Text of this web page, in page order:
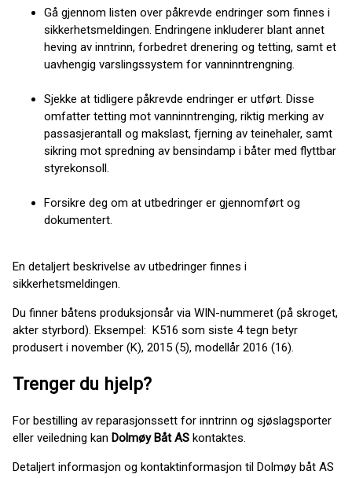
Gå gjennom listen over påkrevde endringer som finnes i
sikkerhetsmeldingen. Endringene inkluderer blant annet
heving av inntrinn, forbedret drenering og tetting, samt et
uavhengig varslingssystem for vanninntrengning.
Sjekke at tidligere påkrevde endringer er utført. Disse
omfatter tetting mot vanninntrenging, riktig merking av
passasjerantall og makslast, fjerning av teinehaler, samt
sikring mot spredning av bensindamp i båter med flyttbar
styrekonsoll.
Forsikre deg om at utbedringer er gjennomført og
dokumentert.
En detaljert beskrivelse av utbedringer finnes i
sikkerhetsmeldingen.
Du finner båtens produksjonsår via WIN-nummeret (på skroget,
akter styrbord). Eksempel: K516 som siste 4 tegn betyr
produsert i november (K), 2015 (5), modellår 2016 (16).
Trenger du hjelp?
For bestilling av reparasjonssett for inntrinn og sjøslagsporter
eller veiledning kan Dolmøy Båt AS kontaktes.
Detaljert informasjon og kontaktinformasjon til Dolmøy båt AS